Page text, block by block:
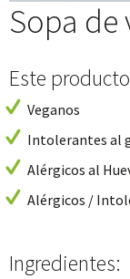
Sopa de
Este
Veganos
Intolerantes al
Alérgicos al
Alérgicos /
Ingredientes: